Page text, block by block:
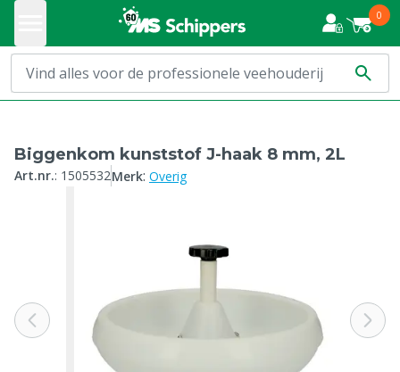
0
Biggenkom kunststof J-haak 8 mm, 2L
Art.nr.: 1505532Merk: Overig